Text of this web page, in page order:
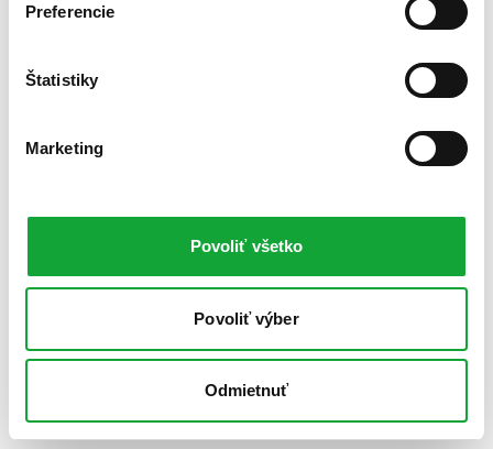
Preferencie
Štatistiky
Marketing
Povoliť všetko
Povoliť výber
Odmietnuť